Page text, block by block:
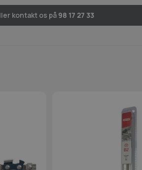
kontakt os på 98 17 27 33